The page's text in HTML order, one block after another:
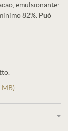
emulsionante:
82%. Può
MB)